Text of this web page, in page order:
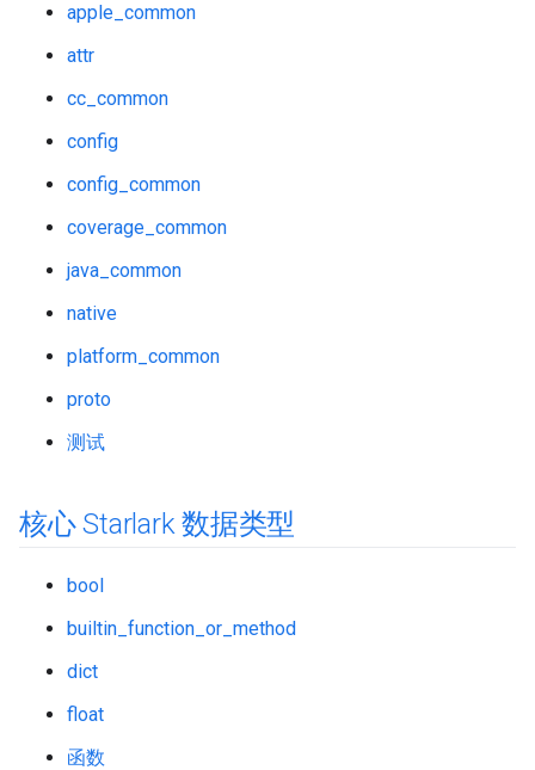
apple_common
attr
cc_common
config
config_common
coverage_common
java_common
native
platform_common
proto
测试
核心 Starlark 数据类型
bool
builtin_function_or_method
dict
float
函数